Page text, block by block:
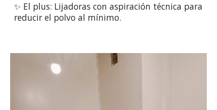
✨ El plus: Lijadoras con aspiración técnica para
reducir el polvo al mínimo.